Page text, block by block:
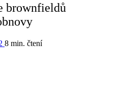
brownfieldů
8 min. čtení